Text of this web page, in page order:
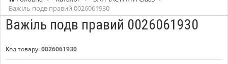
Важіль подв правий 0026061930
Важіль подв правий 0026061930
Код товару:0026061930